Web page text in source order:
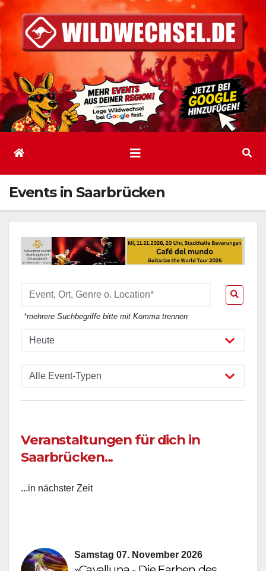
Inhalt
springen
Events in Saarbrücken
*mehrere Suchbegriffe bitte mit Komma trennen
Veranstaltungen für dich in
Saarbrücken...
...in nächster Zeit
Samstag 07. November 2026